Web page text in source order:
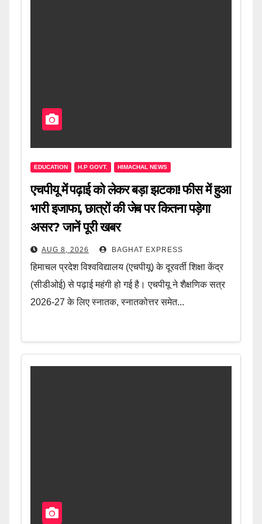
EDUCATION H.P GOVT. HIMACHAL NEWS
एचपीयू में पढ़ाई को लेकर बड़ा झटका! फीस में हुआ
भारी इजाफा, छात्रों की जेब पर कितना पड़ेगा
असर? जानें पूरी खबर
AUG 8, 2026 BAGHAT EXPRESS
हिमाचल प्रदेश विश्वविद्यालय (एचपीयू) के दूरवर्ती शिक्षा केंद्र
(सीडीओई) से पढ़ाई महंगी हो गई है। एचपीयू ने शैक्षणिक सत्र
2026-27 के लिए स्नातक, स्नातकोत्तर समेत...